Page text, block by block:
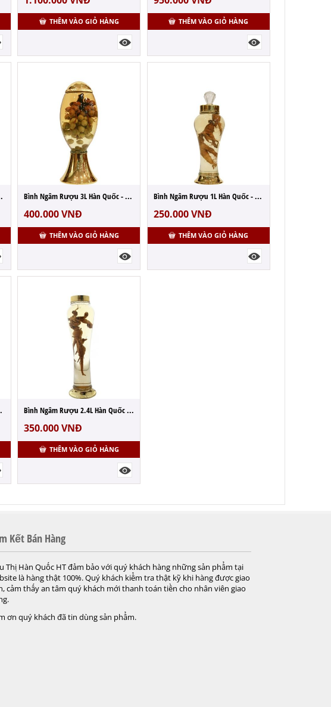
THÊM VÀO GIỎ HÀNG THÊM VÀO GIỎ HÀNG
MS: N57 Bình Ngâm Rượu 3L Hàn Quốc - MS: N41
400.000VNĐ
THÊM VÀO GIỎ HÀNG
Bình Ngâm Rượu 1L Hàn Quốc - MS: N78
250.000VNĐ
THÊM VÀO GIỎ HÀNG
N29 Bình Ngâm Rượu 2.4L Hàn Quốc - MS: N27
350.000VNĐ
THÊM VÀO GIỎ HÀNG
Kết Bán Hàng
Thị Hàn Quốc HT đảm bảo với quý khách hàng những sản phẩm tại
là hàng thật 100%. Quý khách kiểm tra thật kỹ khi hàng được giao
cảm thấy an tâm quý khách mới thanh toán tiền cho nhân viên giao
ơn quý khách đã tin dùng sản phẩm.